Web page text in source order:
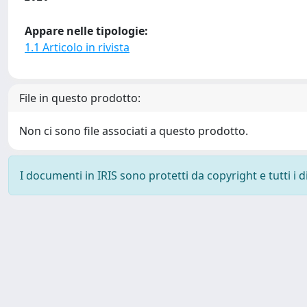
Appare nelle tipologie:
1.1 Articolo in rivista
File in questo prodotto:
Non ci sono file associati a questo prodotto.
I documenti in IRIS sono protetti da copyright e tutti i